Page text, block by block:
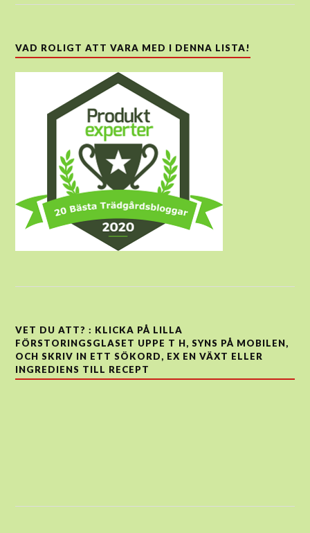
VAD ROLIGT ATT VARA MED I DENNA LISTA!
VET DU ATT? : KLICKA PÅ LILLA
FÖRSTORINGSGLASET UPPE T H, SYNS PÅ MOBILEN,
OCH SKRIV IN ETT SÖKORD, EX EN VÄXT ELLER
INGREDIENS TILL RECEPT